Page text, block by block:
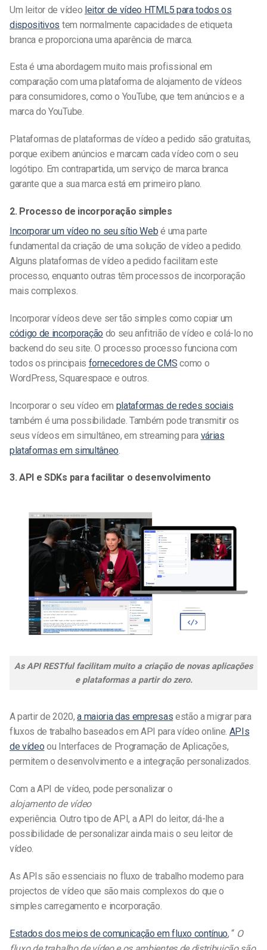
Um leitor de vídeo leitor de vídeo HTML5 para todos os
dispositivos tem normalmente capacidades de etiqueta
branca e proporciona uma aparência de marca.
Estaé uma abordagem muito mais profissional em
comparação com uma plataforma de alojamento de vídeos
para consumidores, como o YouTube, que tem anúncios e a
marca do YouTube.
Plataformas de plataformas de vídeo a pedido são gratuitas,
porque exibem anúncios e marcam cada vídeo com o seu
logótipo. Em contrapartida, um serviço de marca branca
garante que a sua marca está em primeiro plano.
2. Processo de incorporação simples
Incorporar um vídeo no seu sítio Web é uma parte
fundamental da criação de uma solução de vídeo a pedido.
Alguns plataformas de vídeo a pedido facilitam este
processo, enquanto outras têm processos de incorporação
mais complexos.
Incorporar vídeos deve ser tão simples como copiar um
código de incorporação do seu anfitrião de vídeo e colá-lo no
backend do seu site.O processo processo funciona com
todos os principais fornecedores de CMS como o
WordPress, Squarespace e outros.
Incorporar o seu vídeo em plataformas de redes sociais
também é uma possibilidade. Também pode transmitir os
seus vídeos em simultâneo, em streaming para várias
plataformas em simultâneo
3. API e SDKs para facilitar o desenvolvimento
As API RESTful facilitam muito a criação de novas aplicações
e plataformas a partir do zero.
A partir de 2020,a maioria das empresas estão a migrar para
fluxos de trabalho baseados em API para vídeo online. APIs
de vídeo ou Interfaces de Programação de Aplicações,
permitem o desenvolvimento e a integração personalizados.
Com a API de vídeo, pode personalizar o
alojamento de vídeo
experiência. Outro tipo de API, a API do leitor, dá-lhe a
possibilidade de personalizar ainda mais o seu leitor de
vídeo.
As APIs são essenciais no fluxo de trabalho moderno para
projectos de vídeo que são mais complexos do que o
simples carregamento e incorporação.
Estados dos meios de comunicação em fluxo contínuo, “ O